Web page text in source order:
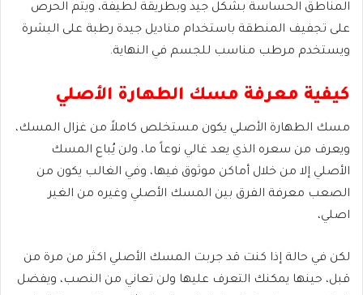
المناطق الحساسة بشكل جيد وبطريقة لطيفة، ويتم الحرص
على تجفيف المنطقة باستخدام مناديل جيدة رطبة على البشرة
ويستخدم مرطب مناسب للجسم في النهاية.
كيفية معرفة مسك الطهارة الأصلي
مسك الطهارة الأصلي يكون مستخلص كاملاً من غزال المسك،
ويعرف من سعره الذي يعد غالي نوعاً ما، ولن يُباع المسك
الأصلي إلا من خلال أماكن موثوق فيها، وفي الغالب يكون من
الصعب معرفة الفرق بين المسك الأصلي وغيره من الغير
اصلي،
لكن في حالة إذا كنت قد جربت المسك الأصلي اكثر من مرة من
قبل، حينها يمكنك التعرف عليها ولن تعاني من النصب، ويفضل